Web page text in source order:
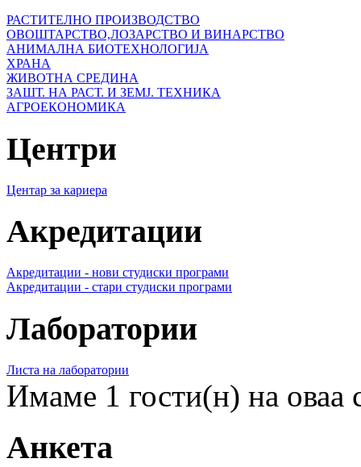
РАСТИТЕЛНО ПРОИЗВОДСТВО
ОВОШТАРСТВО,ЛОЗАРСТВО И ВИНАРСТВО
АНИМАЛНА БИОТЕХНОЛОГИЈА
ХРАНА
ЖИВОТНА СРЕДИНА
ЗАШТ. НА РАСТ. И ЗЕМЈ. ТЕХНИКА
АГРОЕКОНОМИКА
Центри
Центар за кариера
Акредитации
Акредитации - нови студиски програми
Акредитации - стари студиски програми
Лаборатории
Листа на лаборатории
Имаме 1 гости(н) на оваа
Анкета